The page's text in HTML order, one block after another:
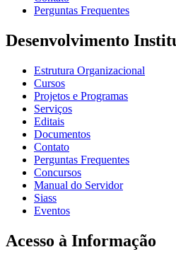
Perguntas Frequentes
Desenvolvimento
Estrutura Organizacional
Cursos
Projetos e Programas
Serviços
Editais
Documentos
Contato
Perguntas Frequentes
Concursos
Manual do Servidor
Siass
Eventos
Acesso à Informação